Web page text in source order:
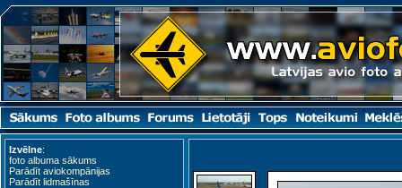
Izvēlne:
foto albuma sākums
Parādīt aviokompānijas
Parādīt lidmašīnas